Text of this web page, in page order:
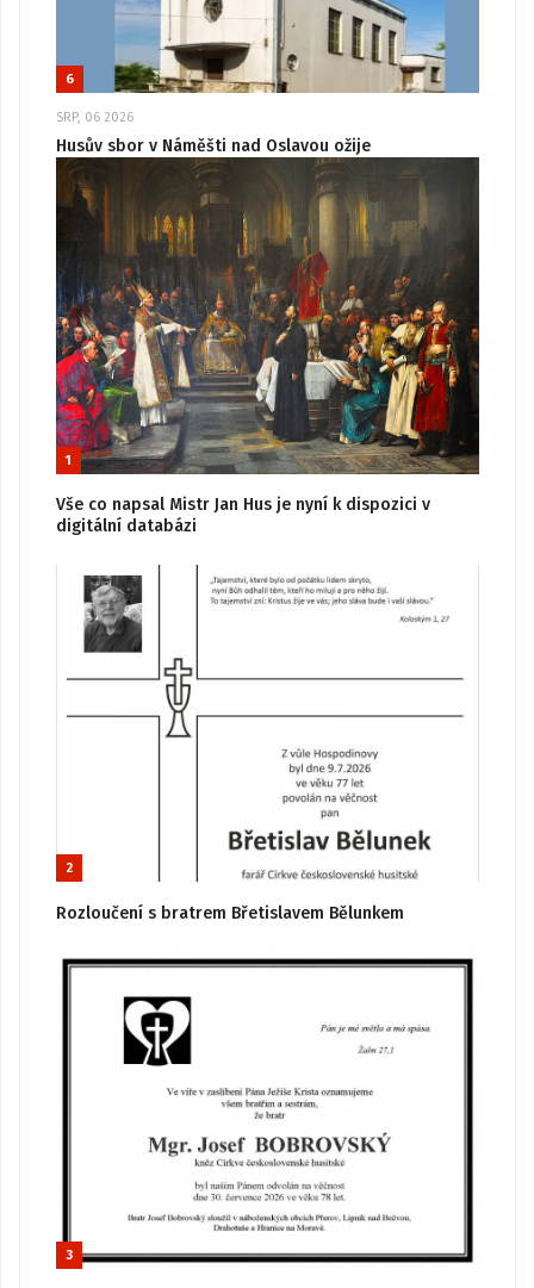
6
SRP, 06 2026
Husův sbor v Náměšti nad Oslavou ožije
1
Vše co napsal Mistr Jan Hus je nyní k dispozici v
digitální databázi
2
Rozloučení s bratrem Břetislavem Bělunkem
3